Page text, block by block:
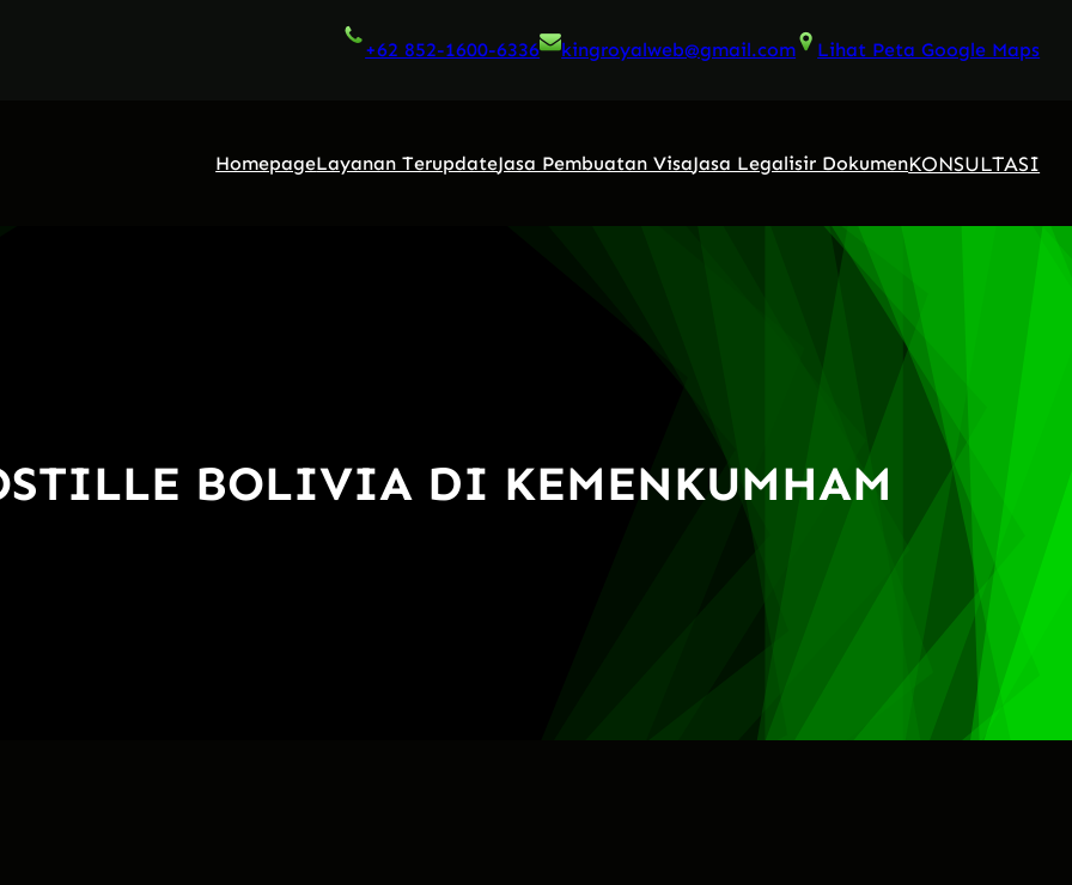
+62 852-1600-6336 kingroyalweb@gmail.com Lihat Peta Google Maps
HomepageLayanan TerupdateJasa Pembuatan VisaJasa Legalisir DokumenKONSULTASI
BOLIVIA DI KEMENKUMHAM